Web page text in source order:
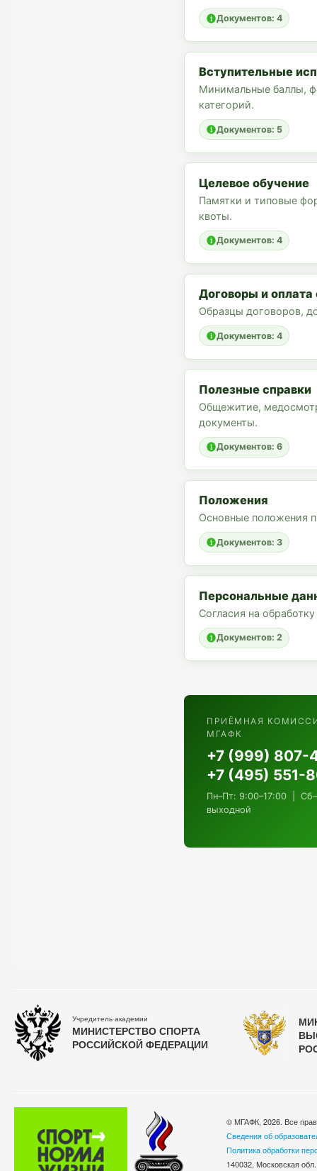
Документов: 4
Вступительные
Минимальные баллы,
категорий.
Документов: 5
Целевое обучение
Памятки и типовые
квоты.
Документов: 4
Договоры и оплата
Образцы договоров,
Документов: 4
Полезные справки
Общежитие,
документы.
Документов: 6
Положения
Основные положения
Документов: 3
Персональные
Согласия на
Документов: 2
ПРИЁМНАЯ
МГАФК
+7 (999) 807-
+7 (495) 551-
Пн–Пт: 9:00–17:00 |
выходной
Учредитель академии
МИНИСТЕРСТВО СПОРТА
РОССИЙСКОЙ ФЕДЕРАЦИИ
© МГАФК, 2026. Все
Сведения об
Политика обработки
140032, Московская